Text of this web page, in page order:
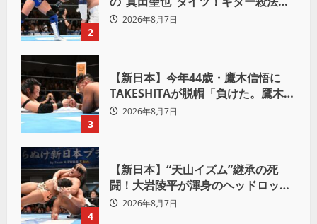
2
Yuto-IceをKO「俺と闘う時は考え
2026年8月7日
3
【新日本】今年44歳・鷹木信悟に
TAKESHITAが脱帽「負けた。鷹木信
悟、強いわ！」
2026年8月7日
4
【新日本】“天山イズム”継承の死
闘！大岩陵平が渾身のヘッドロック
で後藤洋央紀からタップ奪取 執念の
2026年8月7日